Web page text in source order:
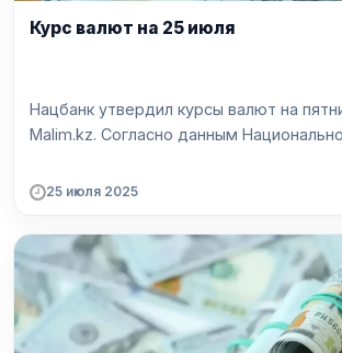
Курс валют на 25 июля
Нацбанк утвердил курсы валют на
Malim.kz. Согласно данным
25 июля 2025